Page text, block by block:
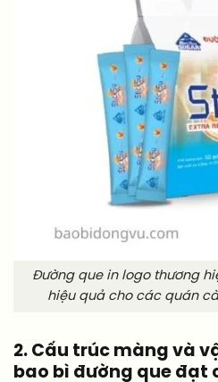
Đường que in logo thương
hiệu quả cho các quán
2. Cấu trúc màng và
bao bì đường que đạt